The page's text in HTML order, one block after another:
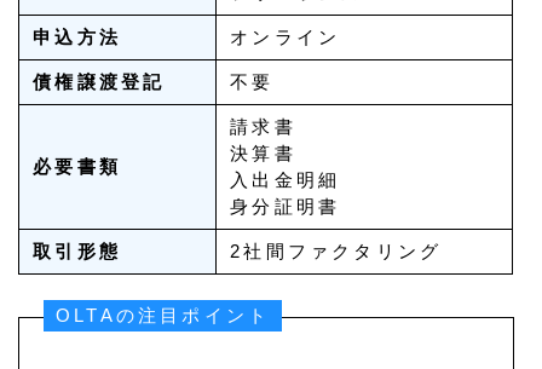
申込方法 オンライン
債権譲渡登記 不要
必要書類
請求書
決算書
入出金明細
身分証明書
取引形態 2社間ファクタリング
OLTAの注目ポイント